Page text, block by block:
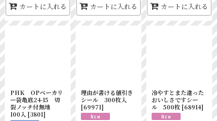
カートに入れる カートに入れる カートに入れる
PHK OPベーカリ
ー袋亀底24-15 切
裂ノッチ付無地
100入 [3801]
理由が書ける値引き
シール 300枚入
[69971]
冷やすとまた違った
おいしさですシー
ル 500枚 [68914]